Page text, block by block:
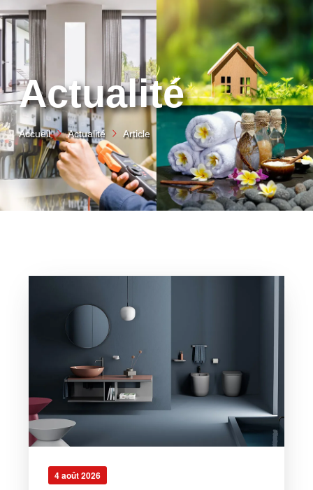
Actualité
Accueil Actualité Article
4 août 2026